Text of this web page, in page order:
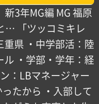
新3年MG編 MG 福原
… 「ツッコミキレ
重県 ・中学部活：陸
ル ・学部・学年：経
：LBマネージャー
たから ・入部して